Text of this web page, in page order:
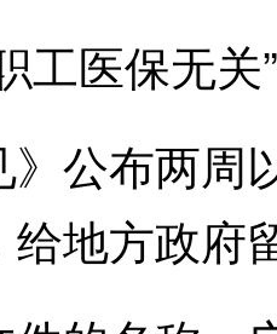
医保无关”
布两周
地方政府